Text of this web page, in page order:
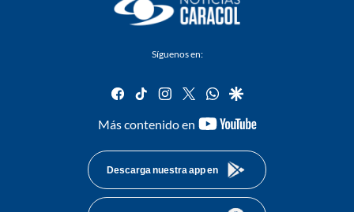
Síguenos en:
facebook
tiktok instagram
twitterwhatsapp
google
Más contenido en
youtube-
Descarga nuestra app en